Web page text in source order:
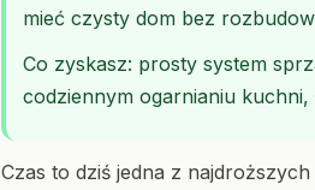
mieć czysty dom bez
Co zyskasz: prosty system
codziennym ogarnianiu kuchni,
Czas to dziś jedna z